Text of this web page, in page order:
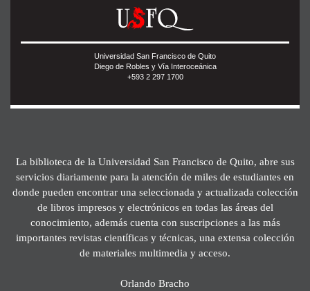
Universidad San Francisco de Quito
Diego de Robles y Vía Interoceánica
+593 2 297 1700
La biblioteca de la Universidad San Francisco de Quito, abre sus
servicios diariamente para la atención de miles de estudiantes en
donde pueden encontrar una seleccionada y actualizada colección
de libros impresos y electrónicos en todas las áreas del
conocimiento, además cuenta con suscripciones a las más
importantes revistas científicas y técnicas, una extensa colección
de materiales multimedia y acceso.
Orlando Bracho